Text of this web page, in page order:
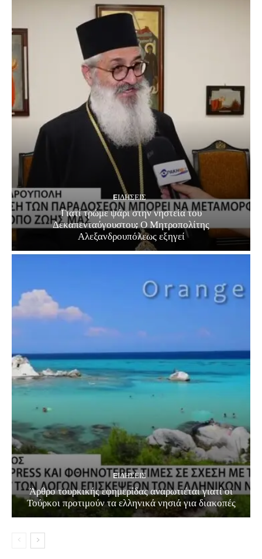
EΙΔΗΣΕΙΣ
Γιατί τρώμε ψάρι στην νηστεία του
Δεκαπενταύγουστου; Ο Μητροπολίτης
Αλεξανδρουπόλεως εξηγεί
EΙΔΗΣΕΙΣ
Άρθρο τουρκικής εφημερίδας αναρωτιέται γιατί οι
Τούρκοι προτιμούν τα ελληνικά νησιά για διακοπές